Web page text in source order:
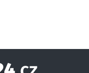
Globe24